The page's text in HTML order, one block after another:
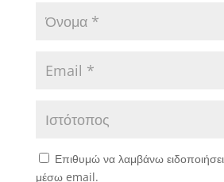
Επιθυμώ να λαμβάνω
μέσω email.